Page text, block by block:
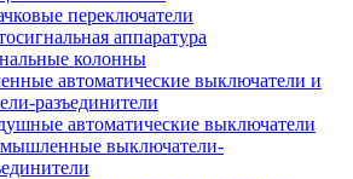
переключатели
аппаратура
колонны
автоматические выключатели и
разъединители
автоматические выключатели
выключатели-